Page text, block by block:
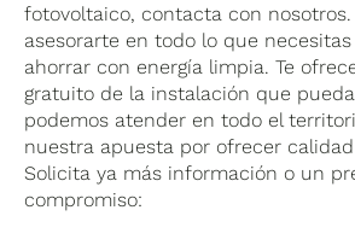
fotovoltaico, contacta con nosotros.
asesorarte en todo lo que
ahorrar con energía limpia. Te
gratuito de la instalación que
podemos atender en todo el
nuestra apuesta por ofrecer
Solicita ya más información o un
compromiso: